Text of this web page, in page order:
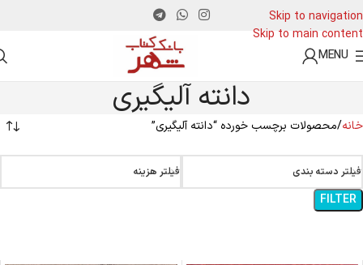
Skip to navigation
Skip to main content
MENU
دانته آلیگیری
خانه محصولات برچسب خورده “دانته آلیگیری”
فیلتر دسته بندی فیلتر هزینه
FILTER